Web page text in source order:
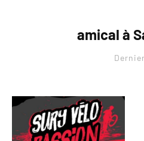
amical à
Dernier